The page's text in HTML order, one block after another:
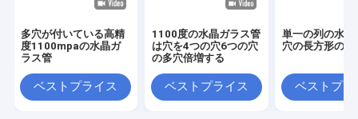
多穴が付いている高精
度1100mpaの水晶ガ
ラス管
ベストプライス
1100度の水晶ガラス管
は穴を4つの穴6つの穴
の多穴倍増する
ベストプライス
単一の列の水晶
穴の長方形の管
ベストプラ